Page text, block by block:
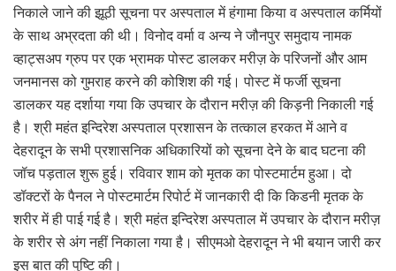
निकाले जाने की झूठी सूचना पर अस्पताल में हंगामा किया व अस्पताल कर्मियों
के साथ अभ्रदता की थी। विनोद वर्मा व अन्य ने जौनपुर समुदाय नामक
व्हाट्सअप ग्रुप पर एक भ्रामक पोस्ट डालकर मरीज़ के परिजनों और आम
जनमानस को गुमराह करने की कोशिश की गई। पोस्ट में फर्जी सूचना
डालकर यह दर्शाया गया कि उपचार के दौरान मरीज़ की किड़नी निकाली गई
है। श्री महंत इन्दिरेश अस्पताल प्रशासन के तत्काल हरकत में आने व
देहरादून के सभी प्रशासनिक अधिकारियों को सूचना देने के बाद घटना की
जॉच पड़ताल शुरू हुई। रविवार शाम को मृतक का पोस्टमार्टम हुआ। दो
डॉक्टरों के पैनल ने पोस्टमार्टम रिपोर्ट में जानकारी दी कि किडनी मृतक के
शरीर में ही पाई गई है। श्री महंत इन्दिरेश अस्पताल में उपचार के दौरान मरीज़
के शरीर से अंग नहीं निकाला गया है। सीएमओ देहरादून ने भी बयान जारी कर
इस बात की पुष्टि की।